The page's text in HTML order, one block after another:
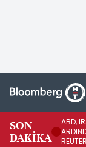
SON
DAKİKA
ABD,